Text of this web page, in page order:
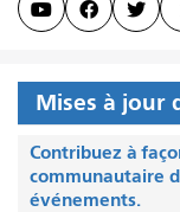
  
Mises à jour
Contribuez à
communautaire
événements.